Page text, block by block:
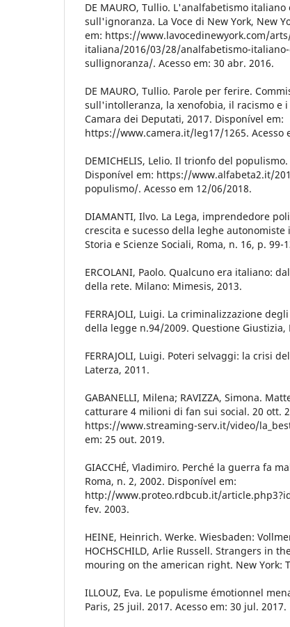
DE MAURO, Tullio. L'analfabetismo
sull'ignoranza. La Voce di New York, New
em: https://www.lavocedinewyork.com/
italiana/2016/03/28/analfabetismo-
sullignoranza/. Acesso em: 30 abr. 2016.
DE MAURO, Tullio. Parole per ferire.
sull'intolleranza, la xenofobia, il racismo e
Camara dei Deputati, 2017. Disponível em:
https://www.camera.it/leg17/1265. Acesso
DEMICHELIS, Lelio. Il trionfo del
Disponível em: https://www.alfabeta2.it/
populismo/. Acesso em 12/06/2018.
DIAMANTI, Ilvo. La Lega, imprendedore
crescita e sucesso della leghe
Storia e Scienze Sociali, Roma, n. 16, p. 99-
ERCOLANI, Paolo. Qualcuno era italiano:
della rete. Milano: Mimesis, 2013.
FERRAJOLI, Luigi. La criminalizzazione
della legge n.94/2009. Questione Giustizia,
FERRAJOLI, Luigi. Poteri selvaggi: la crisi
Laterza, 2011.
GABANELLI, Milena; RAVIZZA, Simona.
catturare 4 milioni di fan sui social. 20 ott.
https://www.streaming-serv.it/video/
em: 25 out. 2019.
GIACCHÉ, Vladimiro. Perché la guerra fa
Roma, n. 2, 2002. Disponível em:
http://www.proteo.rdbcub.it/
fev. 2003.
HEINE, Heinrich. Werke. Wiesbaden:
HOCHSCHILD, Arlie Russell. Strangers in
mouring on the american right. New York:
ILLOUZ, Eva. Le populisme émotionnel
Paris, 25 juil. 2017. Acesso em: 30 jul. 2017.